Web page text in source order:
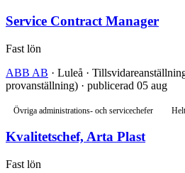
Service Contract Manager
Fast lön
ABB AB · Luleå ·
provanställning) · publicerad 05 aug
Övriga administrations- och servicechefer
Kvalitetschef, Arta Plast
Fast lön